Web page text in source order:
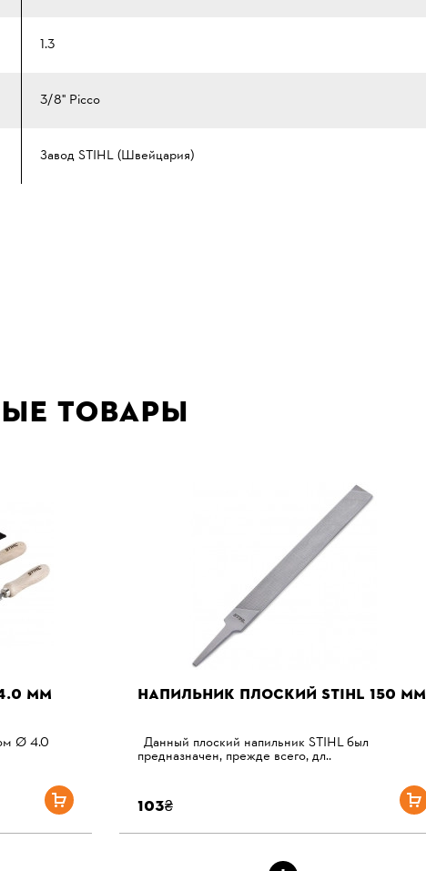
1.3
3/8" Рicco
Завод STIHL (Швейцария)
товары
ММ
Ø 4.0
НАПИЛЬНИК ПЛОСКИЙ STIHL 150 ММ
Данный плоский напильник STIHL был
предназначен, прежде всего, дл..
103₴